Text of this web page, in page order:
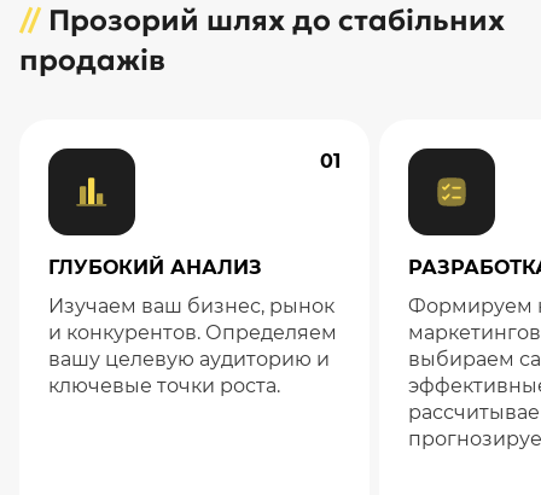
// Прозорий шлях до стабільних
продажів
01
ГЛУБОКИЙ АНАЛИЗ
Изучаем ваш бизнес, рынок
и конкурентов. Определяем
вашу целевую аудиторию и
ключевые точки роста.
Формируем
выбираем